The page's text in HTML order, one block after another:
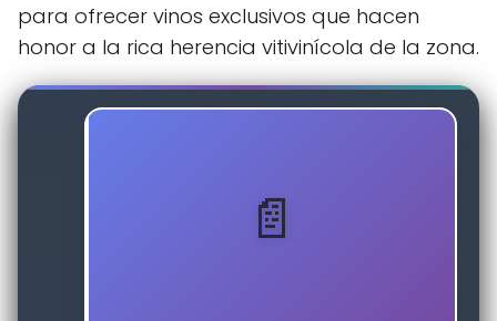
para ofrecer vinos exclusivos que hacen
honor a la rica herencia vitivinícola de la zona.